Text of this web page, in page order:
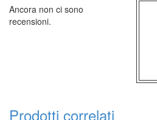
Ancora non ci sono
recensioni.
Prodotti correlati